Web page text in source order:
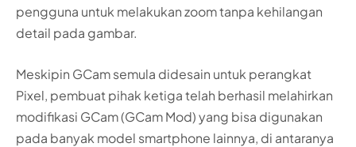
pengguna untuk melakukan zoom tanpa kehilangan
detail pada gambar.
Meskipin GCam semula didesain untuk perangkat
Pixel, pembuat pihak ketiga telah berhasil melahirkan
modifikasi GCam (GCam Mod) yang bisa digunakan
pada banyak model smartphone lainnya, di antaranya